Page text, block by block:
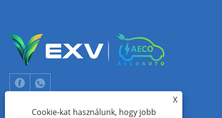
X
Cookie-kat használunk, hogy jobb